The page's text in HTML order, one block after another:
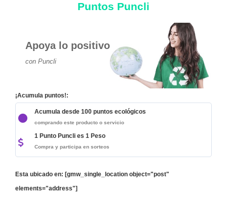
Puntos Puncli
Apoya lo positivo
con Puncli
¡Acumula puntos!:
Acumula desde 100 puntos ecológicos
comprando este producto o servicio
1 Punto Puncli es 1 Peso
Compra y participa en sorteos
Esta ubicado en: [gmw_single_location object="post"
elements="address"]